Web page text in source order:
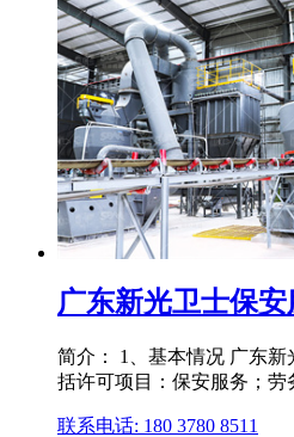
广东新光卫士保
简介： 1、基本情况 广东
括许可项目：保安服务；
联系电话: 180 3780 8511